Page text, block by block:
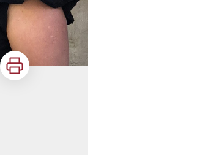
Imprimer